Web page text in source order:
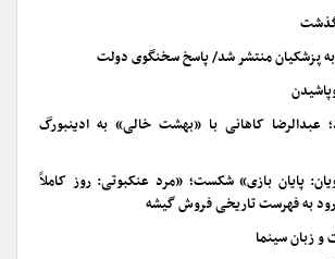
به پزشکیان منتشر شد/ پاسخ سخنگوی دولت
عبدالرضا کاهانی با «بهشت خالی» به ادینبورگ
پایان بازی» شکست؛ «مرد عنکبوتی: روز کاملاً
به فهرست تاریخی فروش گیشه
و زبان سینما